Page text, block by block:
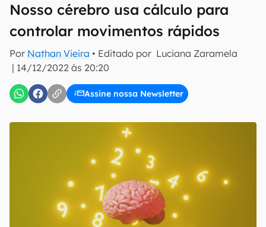
Nosso cérebro usa cálculo para
controlar movimentos rápidos
Por Nathan Vieira • Editado por Luciana Zaramela
| 14/12/2022 às 20:20
Assine nossa Newsletter
E-mail
Uso e Política de Privacidade do Canaltech.